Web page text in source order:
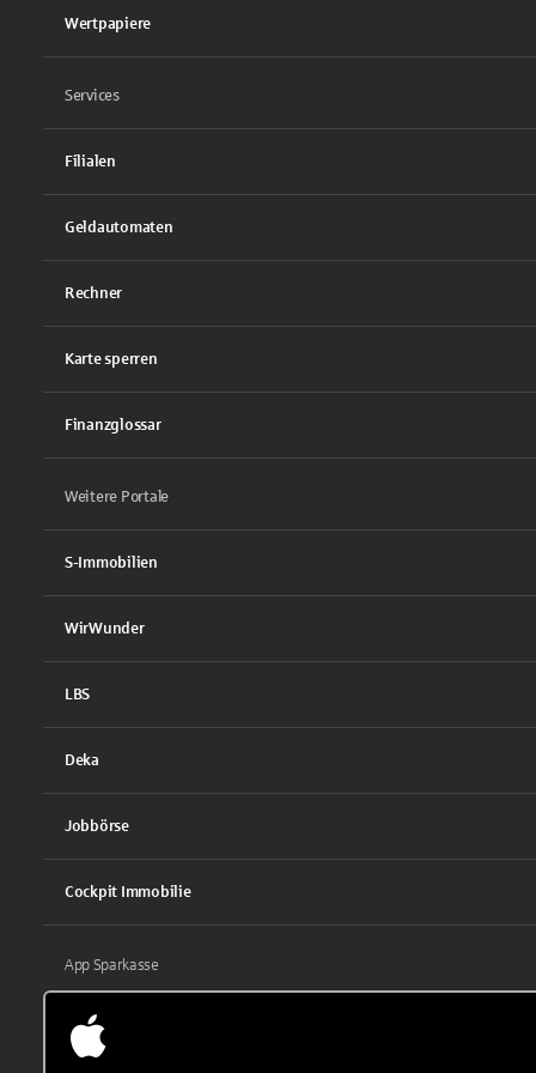
Wertpapiere
Services
Filialen
Geldautomaten
Rechner
Karte sperren
Finanzglossar
Weitere Portale
S-Immobilien
WirWunder
LBS
Deka
Jobbörse
Cockpit Immobilie
App Sparkasse